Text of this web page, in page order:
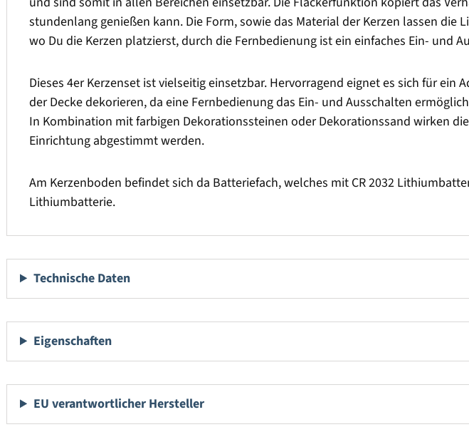
stundenlang genießen kann. Die Form, sowie das Material der Kerzen lassen
wo Du die Kerzen platzierst, durch die Fernbedienung ist ein einfaches Ein- und
Dieses 4er Kerzenset ist vielseitig einsetzbar. Hervorragend eignet es sich für
der Decke dekorieren, da eine Fernbedienung das Ein- und Ausschalten
In Kombination mit farbigen Dekorationssteinen oder Dekorationssand wirken
Einrichtung abgestimmt werden.
Am Kerzenboden befindet sich da Batteriefach, welches mit CR 2032
Lithiumbatterie.
Technische Daten
Eigenschaften
EU verantwortlicher Hersteller